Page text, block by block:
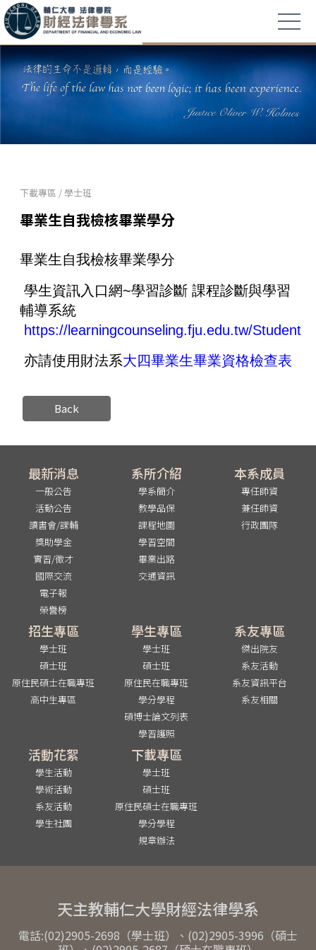
下載專區 /學士班
畢業生自我檢核畢業學分
畢業生自我檢核畢業學分
學生資訊入口網~學習診斷 課程診斷與學習
輔導系統
https://learningcounseling.fju.edu.tw/Student
亦請使用財法系大四畢業生畢業資格檢查表
Back
最新消息
一般公告
活動公告
讀書會/課輔
獎助學金
實習/徵才
國際交流
電子報
榮譽榜
系所介紹
學系簡介
教學品保
課程地圖
學習空間
畢業出路
交通資訊
本系成員
專任師資
兼任師資
行政團隊
招生專區
學士班
碩士班
原住民碩士在職專班
高中生專區
學生專區
學士班
碩士班
原住民在職專班
學分學程
碩博士論文列表
學習護照
系友專區
傑出院友
系友活動
系友資訊平台
系友相關
活動花絮
學生活動
學術活動
系友活動
學生社團
下載專區
學士班
碩士班
原住民碩士在職專班
學分學程
規章辦法
天主教輔仁大學財經法律學系
電話:(02)2905-2698（學士班）、(02)2905-3996（碩士